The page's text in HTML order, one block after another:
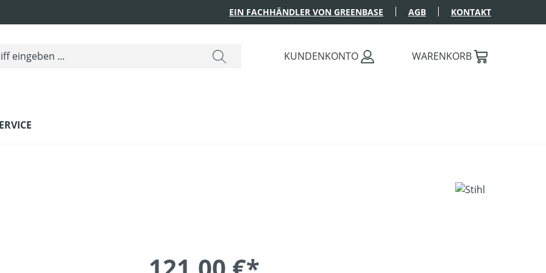
EIN FACHHÄNDLER VON GREENBASE AGB KONTAKT
KUNDENKONTO WARENKORB